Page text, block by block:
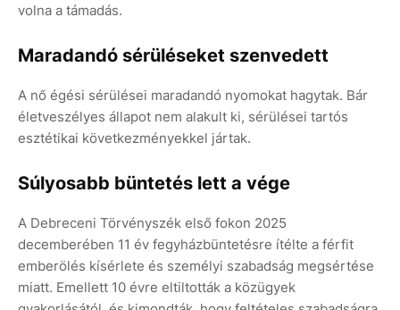
volna a támadás.
Maradandó sérüléseket szenvedett
A nő égési sérülései maradandó nyomokat hagytak. Bár
életveszélyes állapot nem alakult ki, sérülései tartós
esztétikai következményekkel jártak.
Súlyosabb büntetés lett a vége
A Debreceni Törvényszék első fokon 2025
decemberében 11 év fegyházbüntetésre ítélte a férfit
emberölés kísérlete és személyi szabadság megsértése
miatt. Emellett 10 évre eltiltották a közügyek